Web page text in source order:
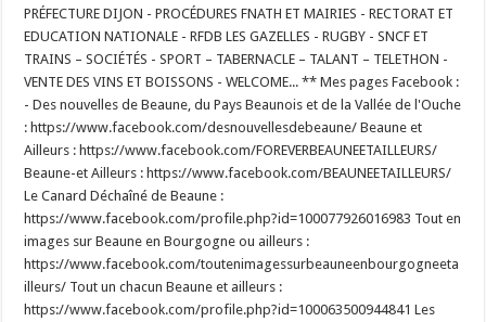
PRÉFECTURE DIJON - PROCÉDURES FNATH ET MAIRIES - RECTORAT ET
EDUCATION NATIONALE - RFDB LES GAZELLES - RUGBY - SNCF ET
TRAINS – SOCIÉTÉS - SPORT – TABERNACLE – TALANT – TELETHON -
VENTE DES VINS ET BOISSONS - WELCOME... ** Mes pages Facebook :
- Des nouvelles de Beaune, du Pays Beaunois et de la Vallée de l'Ouche
: https://www.facebook.com/desnouvellesdebeaune/ Beaune et
Ailleurs : https://www.facebook.com/FOREVERBEAUNEETAILLEURS/
Beaune-et Ailleurs : https://www.facebook.com/BEAUNEETAILLEURS/
Le Canard Déchaîné de Beaune :
https://www.facebook.com/profile.php?id=100077926016983 Tout en
images sur Beaune en Bourgogne ou ailleurs :
https://www.facebook.com/toutenimagessurbeauneenbourgogneeta
illeurs/ Tout un chacun Beaune et ailleurs :
https://www.facebook.com/profile.php?id=100063500944841 Les